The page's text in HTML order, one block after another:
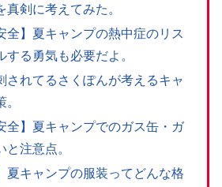
真剣に考えてみた。
全】夏キャンプの熱中症のリス
する勇気も必要だよ。
されてるさくぽんが考えるキャ
全】夏キャンプでのガス缶・ガ
と注意点。
夏キャンプの服装ってどんな格